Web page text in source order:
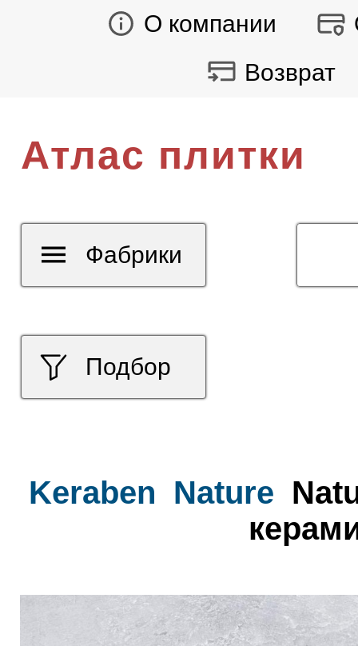
О компании
Возврат
Атлас плитки
Подбор
Фабрики
Keraben Nature